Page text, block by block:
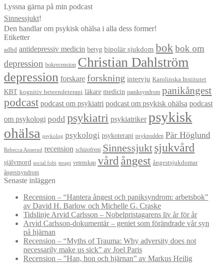
Lyssna gärna på min podcast
Sinnessjukt!
Den handlar om psykisk ohälsa i alla dess former!
Etiketter
adhd antidepressiv medicin betyg bipolär sjukdom bok bok om
depression bokrecension Christian Dahlström
depression forskare forskning intervju Karolinska Institutet
KBT kognitiv beteendeterapi läkare medicin paniksyndrom panikångest
podcast podcast om psykiatri podcast om psykisk ohälsa podcast
om psykologi podd psykiatri psykiatriker psykisk
ohälsa psykolog psykologi psykoterapi psykpodden Pär Höglund
Rebecca Anserud recension schizofreni Sinnessjukt sjukvård
självmord social fobi terapi vetenskap vård ångest ångestsjukdomar
ångestsyndrom
Senaste inläggen
Recension – “Hantera ångest och paniksyndrom: arbetsbok”
av David H. Barlow och Michelle G. Craske
Tidslinje Arvid Carlsson – Nobelpristagarens liv år för år
Arvid Carlsson-dokumentär – geniet som förändrade vår syn
på hjärnan
Recension – “Myths of Trauma: Why adversity does not
necessarily make us sick” av Joel Paris
Recension – ”Han, hon och hjärnan” av Markus Heilig